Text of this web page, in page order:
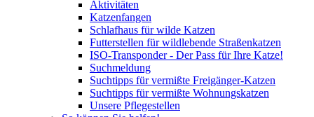
Aktivitäten
Katzenfangen
Schlafhaus für wilde Katzen
Futterstellen für wildlebende Straßenkatzen
ISO-Transponder - Der Pass für Ihre Katze!
Suchmeldung
Suchtipps für vermißte Freigänger-Katzen
Suchtipps für vermißte Wohnungskatzen
Unsere Pflegestellen